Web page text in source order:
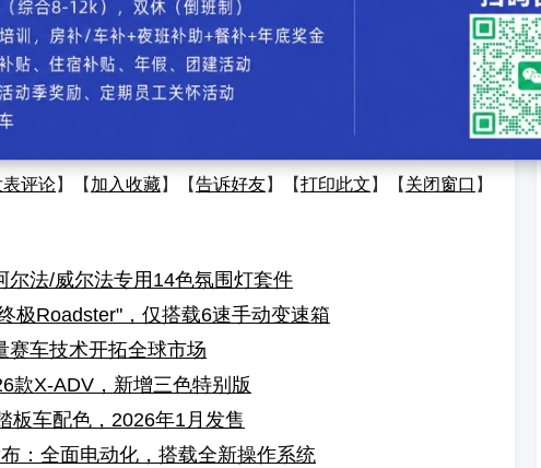
汽车录入：贯通日本语 责任编辑：贯通日本语
发布第六代CR-V，12月15日开启预订
田更新Lead 125踏板车配色，2026年1月发售
表评论】【 加入收藏】【告诉好友】【打印此文 】【 关闭窗口 】
尔法/威尔法专用14色氛围灯套件
极Roadster"，仅搭载6速手动变速箱
赛车技术开拓全球市场
款X-ADV，新增三色特别版
板车配色，2026年1月发售
：全面电动化，搭载全新操作系统